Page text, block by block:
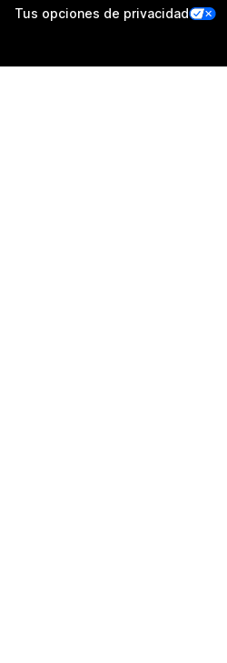
Tus opciones de privacidad